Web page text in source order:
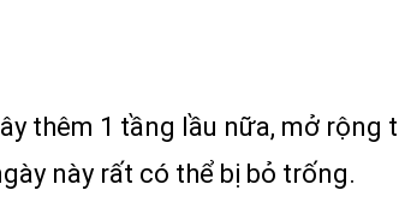
thêm 1 tầng lầu nữa, mở rộng
này rất có thể bị bỏ trống.